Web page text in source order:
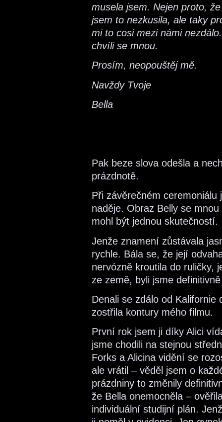
musela jsem. Nejen proto,
jsem to nezkusila, ale taky
mi to cosi mezi námi
chvíli se mnou.
Prosím, neopouštěj mě.
Navždy Tvoje
Bella
Pak beze slova odešla a
prázdnotě.
Při závěrečném ceremoniálu
naděje. Obraz Belly se
mohl být jednou skutečností.
Jenže znamení zůstávala
rychle. Bála se, že její
nervózně kroutila do ruličky,
ze země, byli jsme
Denali se zdálo od
zostřila kontury mého filmu.
První rok jsem ji díky Alici
jsme chodili na stejnou
Forks a Alicina vidění se
ale vrátil – věděl jsem o
prázdniny to změnily
že Bella onemocněla –
individuální studijní plán.